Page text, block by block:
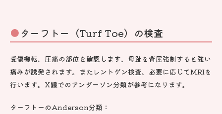
ターフトー（Turf Toe）の検査
受傷機転、圧痛の部位を確認します。母趾を背屈強制すると強い
痛みが誘発されます。またレントゲン検査、必要に応じてMRIを
行います。X線でのアンダーソン分類が参考になります。
ターフトーのAnderson分類：